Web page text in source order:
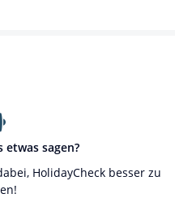
sagen?
HolidayCheck besser zu